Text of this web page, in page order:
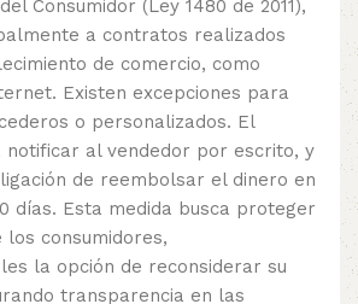
Consumidor (Ley 1480 de 2011),
a contratos realizados
de comercio, como
Existen excepciones para
o personalizados. El
notificar al vendedor por escrito, y
de reembolsar el dinero en
días. Esta medida busca proteger
consumidores,
la opción de reconsiderar su
transparencia en las